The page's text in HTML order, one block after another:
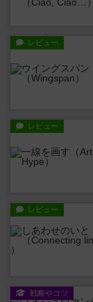
レビュー
レビュー
レビュー
戦略やコツ